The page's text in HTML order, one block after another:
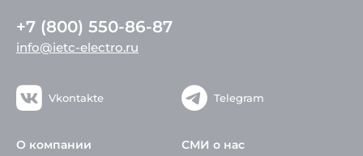
+7 (800) 550-86-87
info@ietc-electro.ru
Vkontakte Telegram
О компании СМИ о нас